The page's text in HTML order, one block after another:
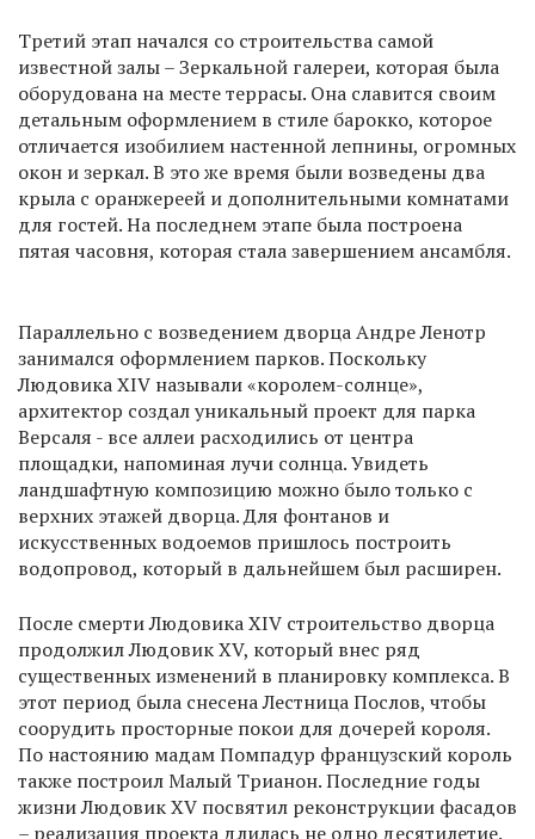
Третий этап начался со строительства самой
известной залы – Зеркальной галереи, которая была
оборудована на месте террасы. Она славится своим
детальным оформлением в стиле барокко, которое
отличается изобилием настенной лепнины, огромных
окон и зеркал. В это же время были возведены два
крыла с оранжереей и дополнительными комнатами
для гостей. На последнем этапе была построена
пятая часовня, которая стала завершением ансамбля.
Параллельно с возведением дворца Андре Ленотр
занимался оформлением парков. Поскольку
Людовика XIV называли «королем-солнце»,
архитектор создал уникальный проект для парка
Версаля - все аллеи расходились от центра
площадки, напоминая лучи солнца. Увидеть
ландшафтную композицию можно было только с
верхних этажей дворца. Для фонтанов и
искусственных водоемов пришлось построить
водопровод, который в дальнейшем был расширен.
После смерти Людовика XIV строительство дворца
продолжил Людовик XV, который внес ряд
существенных изменений в планировку комплекса. В
этот период была снесена Лестница Послов, чтобы
соорудить просторные покои для дочерей короля.
По настоянию мадам Помпадур французский король
также построил Малый Трианон. Последние годы
жизни Людовик XV посвятил реконструкции фасадов
– реализация проекта длилась не одно десятилетие.